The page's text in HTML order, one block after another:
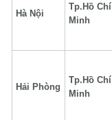
Hà Nội
Tp.Hồ Chí
Minh
Hải Phòng
Tp.Hồ Chí
Minh